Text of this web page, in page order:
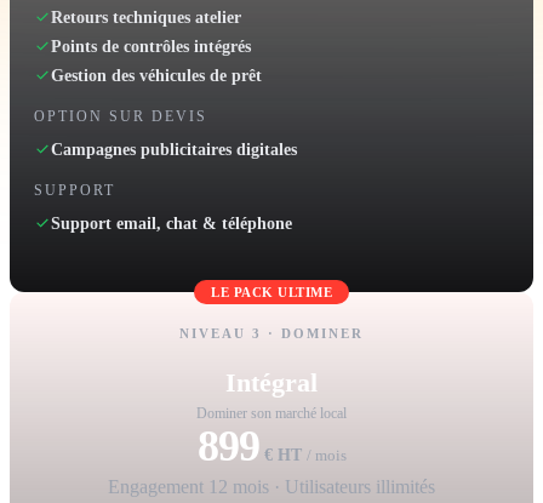
Retours techniques atelier
Points de contrôles intégrés
Gestion des véhicules de prêt
OPTION SUR DEVIS
Campagnes publicitaires digitales
SUPPORT
Support email, chat & téléphone
LE PACK ULTIME
NIVEAU 3 · DOMINER
Intégral
Dominer son marché local
899 € HT / mois
Engagement 12 mois · Utilisateurs illimités